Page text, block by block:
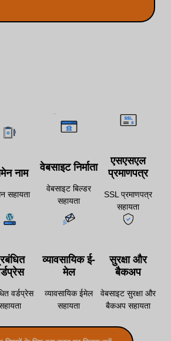
सहायता विषय
नाम
सहायता
वेबसाइट निर्माता
वेबसाइट बिल्डर
सहायता
एसएसएल
प्रमाणपत्र
SSL प्रमाणपत्र
सहायता
वर्डप्रेस
व्यावसायिक ई-
मेल
व्यावसायिक ईमेल
सहायता
सुरक्षा और
बैकअप
वेबसाइट सुरक्षा और
बैकअप सहायता